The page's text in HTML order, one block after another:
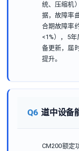
统、压缩机
据，故障率
合期故障率
<1%），5
备更新，届
提升。
Q6 道中设备
CM200额定